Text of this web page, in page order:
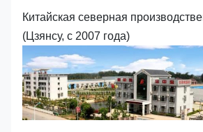
Китайская северная
(Цзянсу, с 2007 года)